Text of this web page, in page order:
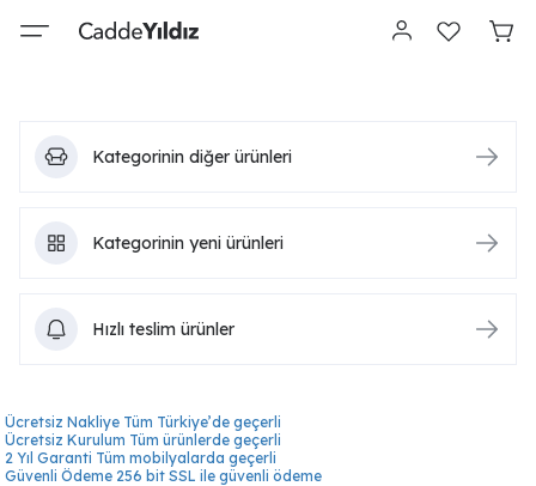
Kategorinin diğer ürünleri
Kategorinin yeni ürünleri
Hızlı teslim ürünler
Ücretsiz Nakliye Tüm Türkiye’de geçerli
Ücretsiz Kurulum Tüm ürünlerde geçerli
2 Yıl Garanti Tüm mobilyalarda geçerli
Güvenli Ödeme 256 bit SSL ile güvenli ödeme